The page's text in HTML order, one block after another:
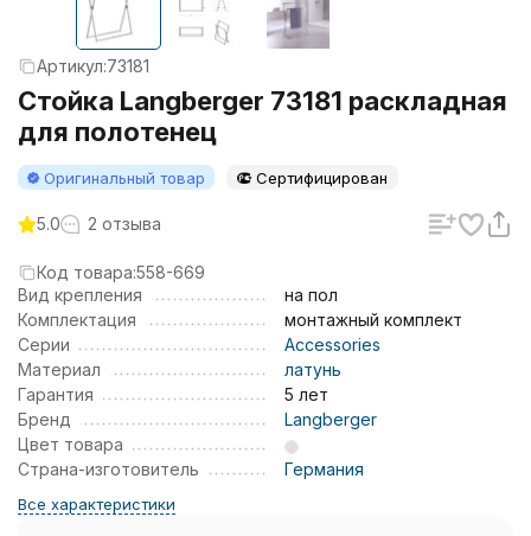
Артикул:73181
Стойка Langberger 73181 раскладная
для полотенец
Оригинальный товар Сертифицирован
5.0 2 отзыва
Код товара:558-669
Вид крепления
на пол
Комплектация
монтажный комплект
Серии
Accessories
Материал
латунь
Гарантия
5 лет
Бренд
Langberger
Цвет товара
Страна-изготовитель
Германия
Все характеристики